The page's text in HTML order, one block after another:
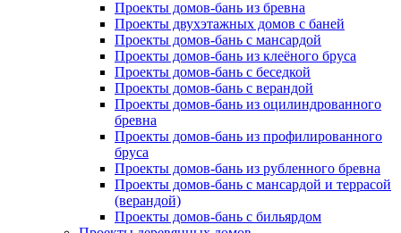
Проекты домов-бань из бревна
Проекты двухэтажных домов с баней
Проекты домов-бань с мансардой
Проекты домов-бань из клеёного бруса
Проекты домов-бань с беседкой
Проекты домов-бань с верандой
Проекты домов-бань из оцилиндрованного
бревна
Проекты домов-бань из профилированного
бруса
Проекты домов-бань из рубленного бревна
Проекты домов-бань с мансардой и террасой
(верандой)
Проекты домов-бань с бильярдом